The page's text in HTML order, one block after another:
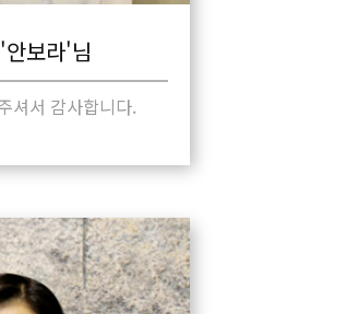
보라'님
셔서 감사합니다.